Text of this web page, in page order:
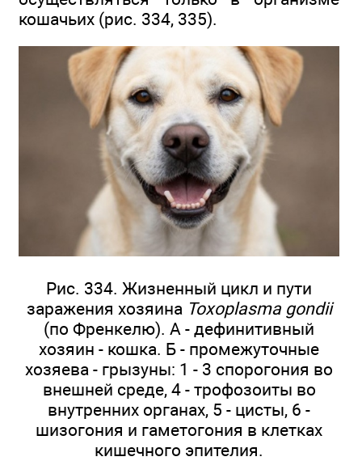
кошачьих (рис. 334, 335).
Рис. 334. Жизненный цикл и пути
заражения хозяина Toxoplasma gondii
(по Френкелю). А - дефинитивный
хозяин - кошка. Б - промежуточные
хозяева - грызуны: 1 - 3 спорогония во
внешней среде, 4 - трофозоиты во
внутренних органах, 5 - цисты, 6 -
шизогония и гаметогония в клетках
кишечного эпителия.